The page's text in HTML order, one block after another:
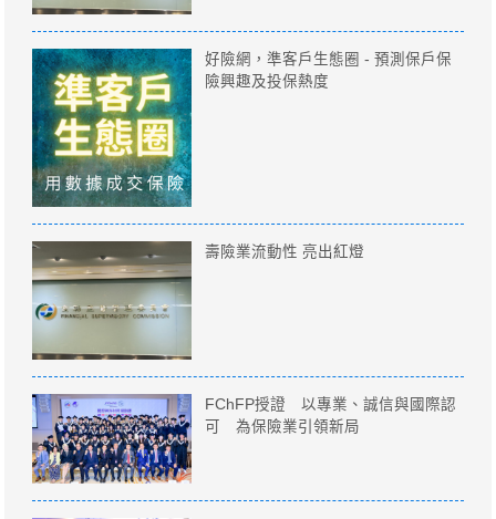
好險網，準客戶生態圈 - 預測保戶保
險興趣及投保熱度
壽險業流動性 亮出紅燈
FChFP授證 以專業、誠信與國際認
可 為保險業引領新局